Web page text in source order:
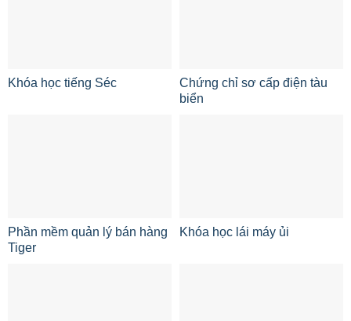
Khóa học tiếng Séc
Chứng chỉ sơ cấp điện tàu
biển
Phần mềm quản lý bán hàng
Tiger
Khóa học lái máy ủi